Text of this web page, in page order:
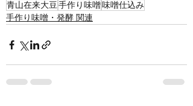
青山在来大豆手作り味噌味噌仕込み
手作り味噌・発酵 関連